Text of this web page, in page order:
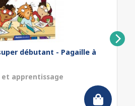
débutant - Pagaille à
et apprentissage